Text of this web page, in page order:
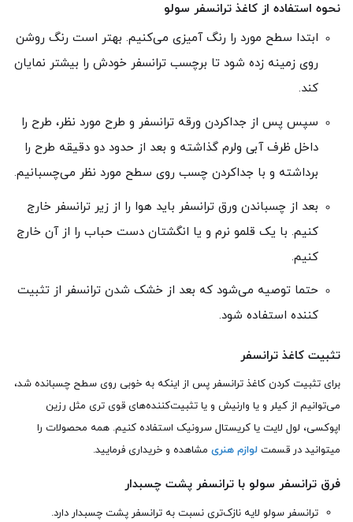
نحوه استفاده از کاغذ ترانسفر سولو
ابتدا سطح مورد را رنگ آمیزی می‌کنیم. بهتر است رنگ روشن
روی زمینه زده شود تا برچسب ترانسفر خودش را بیشتر نمایان
کند.
سپس پس از جداکردن ورقه ترانسفر و طرح مورد نظر، طرح‌ را
داخل ظرف آبی ولرم گذاشته و بعد از حدود دو دقیقه طرح را
برداشته و با جداکردن چسب روی سطح مورد نظر می‌چسبانیم.
بعد از چسباندن ورق ترانسفر باید هوا را از زیر ترانسفر خارج
کنیم. با یک قلمو نرم و یا انگشتان دست حباب را از آن خارج
کنیم.
حتما توصیه می‌شود که بعد از خشک شدن ترانسفر از تثبیت
کننده استفاده شود.
تثبیت کاغذ ترانسفر
برای تثبیت کردن کاغذ ترانسفر پس از اینکه به خوبی روی سطح چسبانده شد،
می‌توانیم از کیلر و یا وارنیش و یا تثبیت‌کننده‌های قوی تری مثل رزین
اپوکسی، لول لایت یا کریستال سرونیک استفاده کنیم. همه محصولات را
میتوانید در قسمت لوازم هنری مشاهده و خریداری فرمایید.
فرق ترانسفر سولو با ترانسفر پشت چسبدار
ترانسفر سولو لایه نازک‌تری نسبت به ترانسفر پشت چسبدار دارد.